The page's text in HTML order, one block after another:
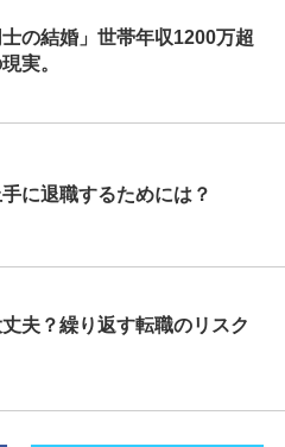
士の結婚」世帯年収1200万超
実。
に退職するためには？
夫？繰り返す転職のリスク